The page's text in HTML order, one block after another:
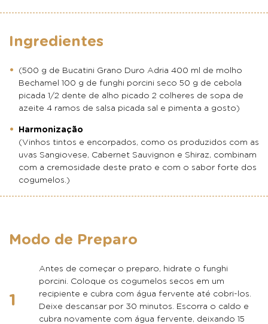
Ingredientes
(500 g de Bucatini Grano Duro Adria 400 ml de molho
Bechamel 100 g de funghi porcini seco 50 g de cebola
picada 1/2 dente de alho picado 2 colheres de sopa de
azeite 4 ramos de salsa picada sal e pimenta a gosto)
Harmonização
(Vinhos tintos e encorpados, como os produzidos com as
uvas Sangiovese, Cabernet Sauvignon e Shiraz, combinam
com a cremosidade deste prato e com o sabor forte dos
cogumelos.)
Modo de Preparo
Antes de começar o preparo, hidrate o funghi
porcini. Coloque os cogumelos secos em um
recipiente e cubra com água fervente até cobri-los.
Deixe descansar por 30 minutos. Escorra o caldo e
cubra novamente com água fervente, deixando 15